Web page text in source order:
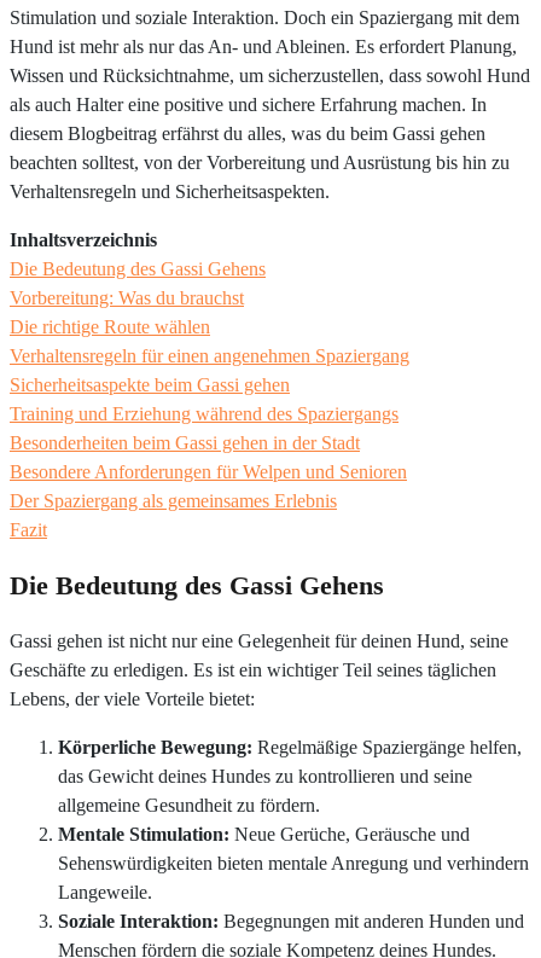
Stimulation und soziale Interaktion. Doch ein Spaziergang mit dem
Hund ist mehr als nur das An- und Ableinen. Es erfordert Planung,
Wissen und Rücksichtnahme, um sicherzustellen, dass sowohl Hund
als auch Halter eine positive und sichere Erfahrung machen. In
diesem Blogbeitrag erfährst du alles, was du beim Gassi gehen
beachten solltest, von der Vorbereitung und Ausrüstung bis hin zu
Verhaltensregeln und Sicherheitsaspekten.
Inhaltsverzeichnis
Die Bedeutung des Gassi Gehens
Vorbereitung: Was du brauchst
Die richtige Route wählen
Verhaltensregeln für einen angenehmen Spaziergang
Sicherheitsaspekte beim Gassi gehen
Training und Erziehung während des Spaziergangs
Besonderheiten beim Gassi gehen in der Stadt
Besondere Anforderungen für Welpen und Senioren
Der Spaziergang als gemeinsames Erlebnis
Fazit
Die Bedeutung des Gassi Gehens
Gassi gehen ist nicht nur eine Gelegenheit für deinen Hund, seine
Geschäfte zu erledigen. Es ist ein wichtiger Teil seines täglichen
Lebens, der viele Vorteile bietet:
Körperliche Bewegung: Regelmäßige Spaziergänge helfen,
das Gewicht deines Hundes zu kontrollieren und seine
allgemeine Gesundheit zu fördern.
Mentale Stimulation: Neue Gerüche, Geräusche und
Sehenswürdigkeiten bieten mentale Anregung und verhindern
Langeweile.
Soziale Interaktion: Begegnungen mit anderen Hunden und
Menschen fördern die soziale Kompetenz deines Hundes.